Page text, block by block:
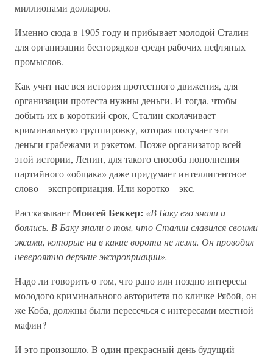
миллионами долларов.
Именно сюда в 1905 году и прибывает молодой Сталин
для организации беспорядков среди рабочих нефтяных
промыслов.
Как учит нас вся история протестного движения, для
организации протеста нужны деньги. И тогда, чтобы
добыть их в короткий срок, Сталин сколачивает
криминальную группировку, которая получает эти
деньги грабежами и рэкетом. Позже организатор всей
этой истории, Ленин, для такого способа пополнения
партийного «общака» даже придумает интеллигентное
слово – экспроприация. Или коротко – экс.
РассказываетМоисей Беккер: «В Баку его знали и
боялись. В Баку знали о том, что Сталин славился своими
эксами, которые ни в какие ворота не лезли. Он проводил
невероятно дерзкие экспроприации».
Надо ли говорить о том, что рано или поздно интересы
молодого криминального авторитета по кличке Рябой, он
же Коба, должны были пересечься с интересами местной
мафии?
И это произошло. В один прекрасный день будущий